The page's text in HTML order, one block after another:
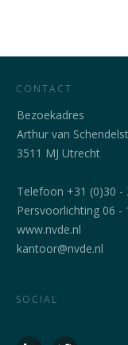
CONTACT
Bezoekadres
Arthur van
3511 MJ Utrecht
Telefoon +31 (0)30 -
Persvoorlichting 06 -
www.nvde.nl
kantoor@nvde.nl
SOCIAL